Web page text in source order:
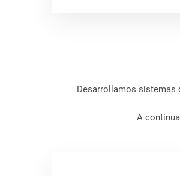
Desarrollamos sistemas
A